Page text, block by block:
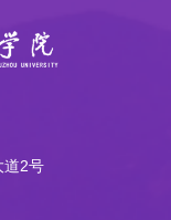
道2号